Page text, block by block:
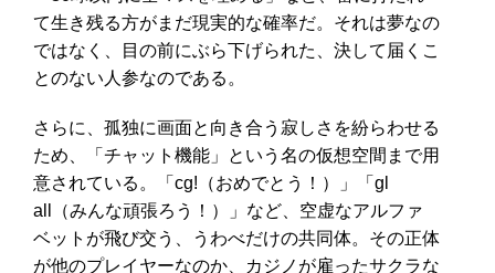
て生き残る方がまだ現実的な確率だ。それは夢なの
ではなく、目の前にぶら下げられた、決して届くこ
とのない人参なのである。
さらに、孤独に画面と向き合う寂しさを紛らわせる
ため、「チャット機能」という名の仮想空間まで用
意されている。「cg!（おめでとう！）」「gl
all（みんな頑張ろう！）」など、空虚なアルファ
ベットが飛び交う、うわべだけの共同体。その正体
が他のプレイヤーなのか、カジノが雇ったサクラな